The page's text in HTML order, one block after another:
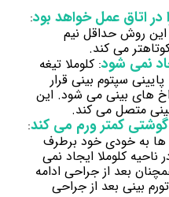
در اتاق عمل خواهد بود:
این روش حداقل نیم
می کند.
نمی شود: کلوملا تیغه
سپتوم بینی قرار
های بینی می شود. این
بینی متصل می کند.
کمتر ورم می کند:
ها به خودی خود برطرف
کلوملا ایجاد نمی
بعد از جراحی ادامه
بینی بعد از جراحی